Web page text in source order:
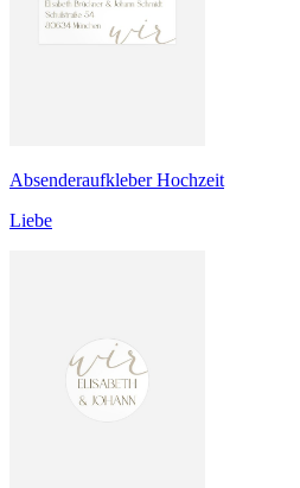
Absenderaufkleber Hochzeit
Liebe